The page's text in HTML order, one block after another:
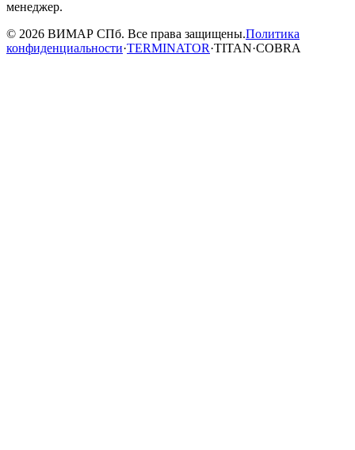
менеджер.
© 2026 ВИМАР СПб. Все права защищены.Политика
конфиденциальности·TERMINATOR·TITAN·COBRA